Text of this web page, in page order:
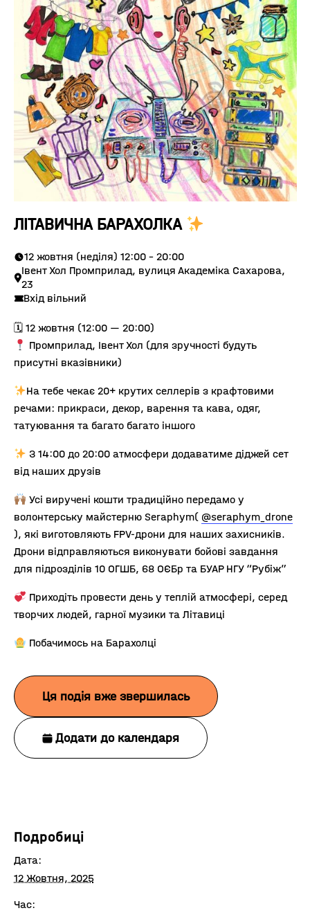
ЛІТАВИЧНА БАРАХОЛКА
12 жовтня (неділя) 12:00 - 20:00
Івент Хол Промприлад, вулиця Академіка Сахарова,
23
Вхід вільний
🗓 12 жовтня (12:00 — 20:00)
Промприлад, Івент Хол (для зручності будуть
присутні вказівники)
На тебе чекає 20+ крутих селлерів з крафтовими
речами: прикраси, декор, варення та кава, одяг,
татуювання та багато багато іншого
З 14:00 до 20:00 атмосфери додаватиме діджей сет
від наших друзів
Усі виручені кошти традиційно передамо у
волонтерську майстерню Seraphym( @seraphym_drone
), які виготовляють FPV-дрони для наших захисників.
Дрони відправляються виконувати бойові завдання
для підрозділів 10 ОГШБ, 68 ОЄБр та БУАР НГУ “Рубіж”
Приходіть провести день у теплій атмосфері, серед
творчих людей, гарної музики та Літавиці
Побачимось на Барахолці
Ця подія вже звершилась
Додати до календаря
Подробиці
Дата:
12 Жовтня, 2025
Час: